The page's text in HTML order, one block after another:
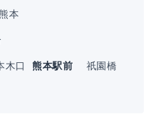
本
木口 熊本駅前
祇園橋